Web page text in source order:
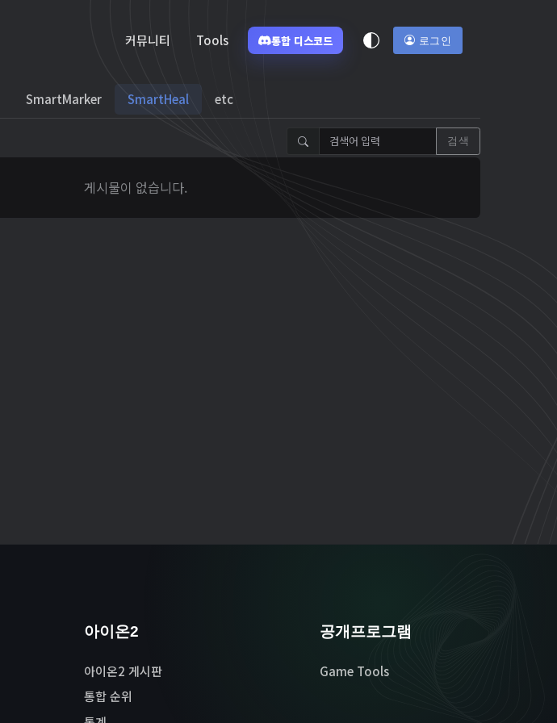
커뮤니티 Tools 통합 디스코드 로그인
SmartMarker SmartHeal etc
검색
게시물이 없습니다.
아이온2
아이온2 게시판
통합 순위
공개프로그램
Game Tools